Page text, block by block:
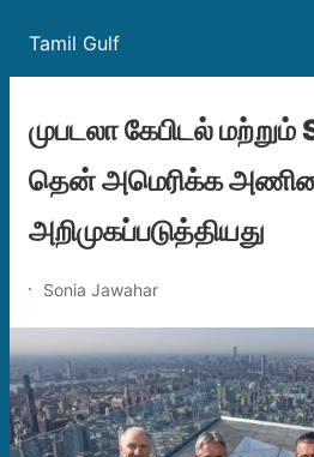
Tamil Gulf
முபடலா கேபிடல்
தென் அமெரிக்க
அறிமுகப்படுத்தியது
Sonia Jawahar